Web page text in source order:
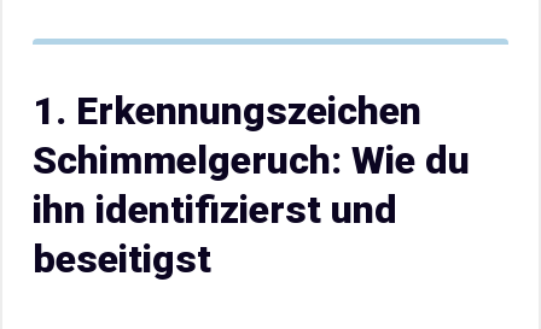
1. Erkennungszeichen
Schimmelgeruch: Wie du
ihn identifizierst und
beseitigst